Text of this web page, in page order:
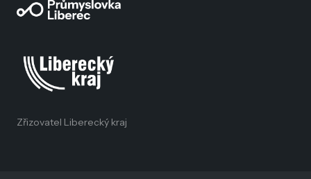
Zřizovatel Liberecký kraj